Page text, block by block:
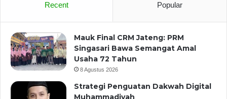
Recent Popular
Mauk Final CRM Jateng: PRM
Singasari Bawa Semangat Amal
Usaha 72 Tahun
8 Agustus 2026
Strategi Penguatan Dakwah Digital
Muhammadiyah